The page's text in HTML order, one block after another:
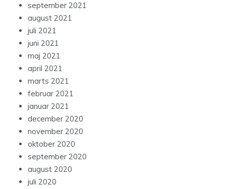
september 2021
august 2021
juli 2021
juni 2021
maj 2021
april 2021
marts 2021
februar 2021
januar 2021
december 2020
november 2020
oktober 2020
september 2020
august 2020
juli 2020